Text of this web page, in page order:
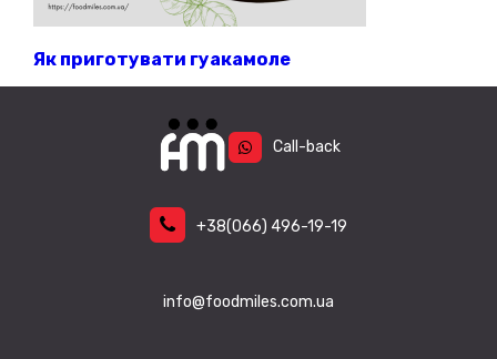
Як приготувати гуакамоле
Call-back
+38(066) 496-19-19
info@foodmiles.com.ua